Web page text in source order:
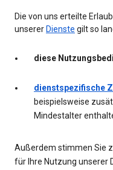
Die von uns erteilte
unsererDienste gilt so
diese
dienstspezifische
beispielsweise
Mindestalter
Außerdem stimmen Sie
für Ihre Nutzung unserer